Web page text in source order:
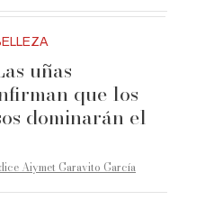
uñas
que los
dominarán el
Aiymet Garavito García